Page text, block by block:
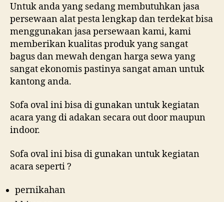
Untuk anda yang sedang membutuhkan jasa
persewaan alat pesta lengkap dan terdekat bisa
menggunakan jasa persewaan kami, kami
memberikan kualitas produk yang sangat
bagus dan mewah dengan harga sewa yang
sangat ekonomis pastinya sangat aman untuk
kantong anda.
Sofa oval ini bisa di gunakan untuk kegiatan
acara yang di adakan secara out door maupun
indoor.
Sofa oval ini bisa di gunakan untuk kegiatan
acara seperti ?
pernikahan